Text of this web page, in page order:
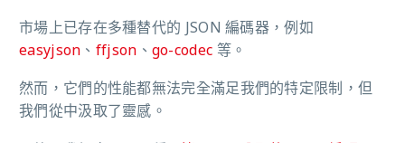
市場上已存在多種替代的 JSON 編碼器，例如
easyjson 、 ffjson 、 go-codec 等。
然而，它們的性能都無法完全滿足我們的特定限制，但
我們從中汲取了靈感。